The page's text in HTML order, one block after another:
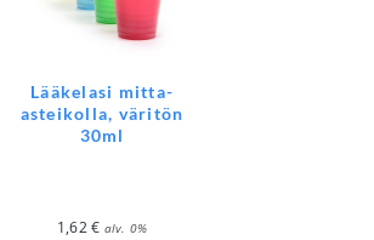
Lääkelasi mitta-
asteikolla, väritön
30ml
1,62€ alv. 0%